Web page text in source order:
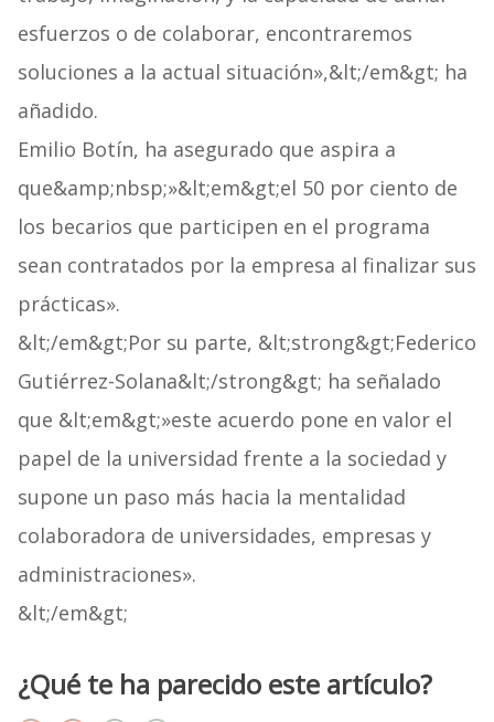
esfuerzos o de colaborar, encontraremos
soluciones a la actual situación»,&lt;/em&gt; ha
añadido.
Emilio Botín, ha asegurado que aspira a
que&amp;nbsp;»&lt;em&gt;el 50 por ciento de
los becarios que participen en el programa
sean contratados por la empresa al finalizar sus
prácticas».
&lt;/em&gt;Por su parte, &lt;strong&gt;Federico
Gutiérrez-Solana&lt;/strong&gt; ha señalado
que &lt;em&gt;»este acuerdo pone en valor el
papel de la universidad frente a la sociedad y
supone un paso más hacia la mentalidad
colaboradora de universidades, empresas y
administraciones».
&lt;/em&gt;
¿Qué te ha parecido este artículo?